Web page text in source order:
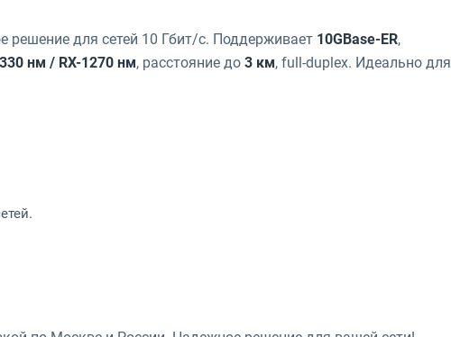
решение для сетей 10 Гбит/с. Поддерживает 10GBase-ER,
нм / RX-1270 нм, расстояние до 3 км, full-duplex. Идеально для